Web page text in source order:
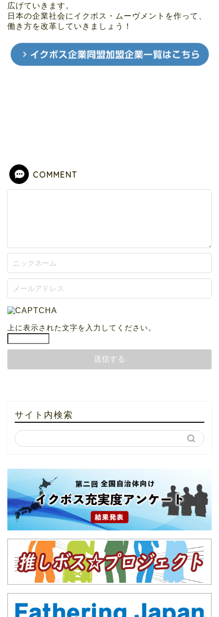
広げていきます。
日本の企業社会にイクボス・ムーヴメントを作って、
働き方を改革していきましょう！
COMMENT
上に表示された文字を入力してください。
サイト内検索